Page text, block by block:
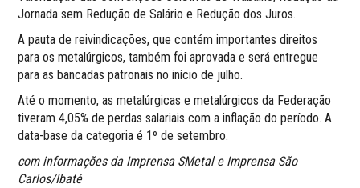
Jornada sem Redução de Salário e Redução dos Juros.
A pauta de reivindicações, que contém importantes direitos
para os metalúrgicos, também foi aprovada e será entregue
para as bancadas patronais no início de julho.
Até o momento, as metalúrgicas e metalúrgicos da Federação
tiveram 4,05% de perdas salariais com a inflação do período. A
data-base da categoria é 1º de setembro.
com informações da Imprensa SMetal e Imprensa São
Carlos/Ibaté